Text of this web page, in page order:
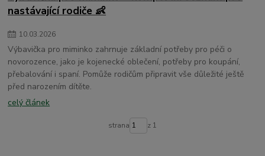
dětské osušky s kapucí
nastávající rodiče 👶
10.03.2026
Výbavička pro miminko zahrnuje základní potřeby pro péči o
novorozence, jako je kojenecké oblečení, potřeby pro koupání,
přebalování i spaní. Pomůže rodičům připravit vše důležité ještě
před narozením dítěte.
celý článek
strana z 1